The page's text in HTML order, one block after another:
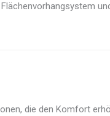
die den Komfort